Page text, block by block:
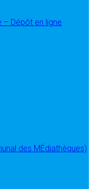
– Dépôt en ligne
des MÉdiathèques)